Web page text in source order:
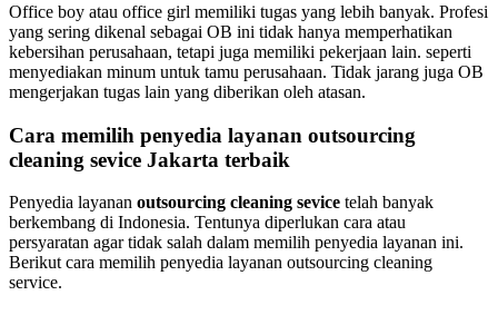
Office boy atau office girl memiliki tugas yang lebih banyak. Profesi
yang sering dikenal sebagai OB ini tidak hanya memperhatikan
kebersihan perusahaan, tetapi juga memiliki pekerjaan lain. seperti
menyediakan minum untuk tamu perusahaan. Tidak jarang juga OB
mengerjakan tugas lain yang diberikan oleh atasan.
Cara memilih penyedia layanan outsourcing
cleaning sevice Jakarta terbaik
Penyedia layanan outsourcing cleaning sevice telah banyak
berkembang di Indonesia. Tentunya diperlukan cara atau
persyaratan agar tidak salah dalam memilih penyedia layanan ini.
Berikut cara memilih penyedia layanan outsourcing cleaning
service.